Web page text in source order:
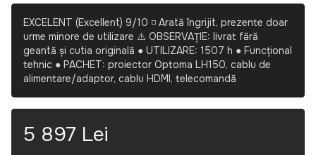
EXCELENT (Excellent) 9/10 ◽ Arată îngrijit, prezente doar
urme minore de utilizare ⚠️ OBSERVAȚIE: livrat fără
geantă și cutia originală ● UTILIZARE: 1507 h ● Funcțional
tehnic ● PACHET: proiector Optoma LH150, cablu de
alimentare/adaptor, cablu HDMI, telecomandă
5 897 Lei